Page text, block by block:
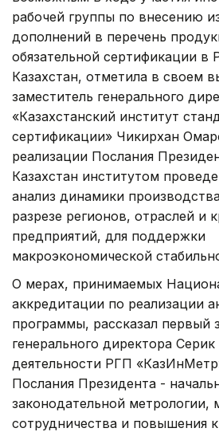
рабочей группы по внесению
дополнений в перечень
обязательной сертификации в
Казахстан, отметила в своем
заместитель генерального
«Казахстанский институт
сертификации» Чикирхан
реализации Послания
Казахстан институтом
анализ динамики
разрезе регионов, отраслей и
предприятий, для поддержки
макроэкономической
О мерах, принимаемых
аккредитации по реализации
программы, рассказал первый
генерального директора
деятельности РГП
Послания Президента -
законодательной метрологии,
сотрудничества и повышения